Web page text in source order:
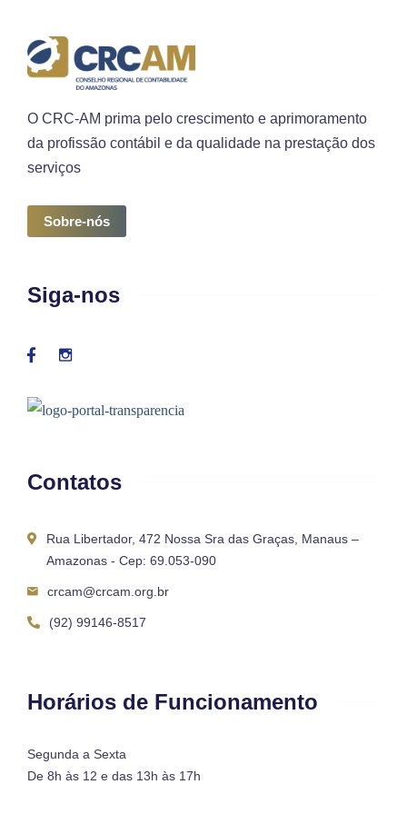
O CRC-AM prima pelo crescimento e aprimoramento
da profissão contábil e da qualidade na prestação dos
serviços
Sobre-nós
Siga-nos
Contatos
Rua Libertador, 472 Nossa Sra das Graças, Manaus –
Amazonas - Cep: 69.053-090
crcam@crcam.org.br
(92) 99146-8517
Horários de Funcionamento
Segunda a Sexta
De 8h às 12 e das 13h às 17h